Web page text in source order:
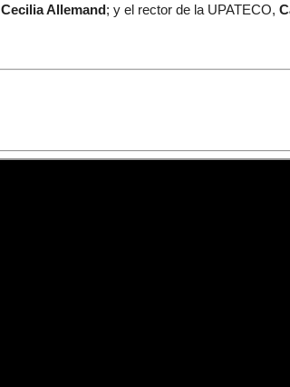
Cecilia Allemand; y el rector de la UPATECO,